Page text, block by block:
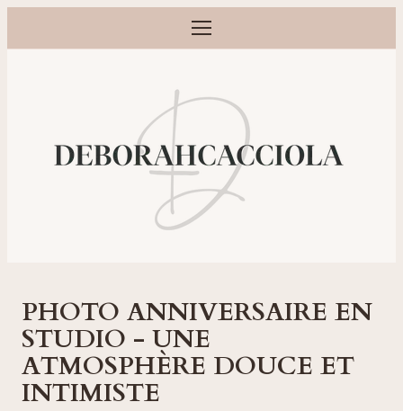
Ouvrir le menu
Photographe grossesse, naissance, bébé et famille à Orléans
PHOTO ANNIVERSAIRE EN
STUDIO - UNE
ATMOSPHÈRE DOUCE ET
INTIMISTE